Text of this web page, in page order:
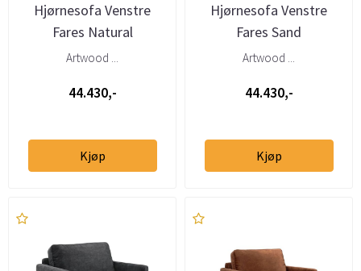
Hjørnesofa Venstre
Fares Natural
Artwood ...
44.430,-
Kjøp
Hjørnesofa Venstre
Fares Sand
Artwood ...
44.430,-
Kjøp